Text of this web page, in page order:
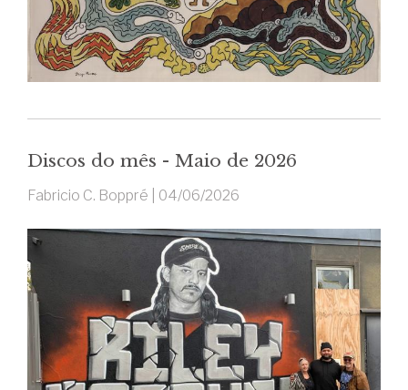
Discos do mês - Maio de 2026
Fabricio C. Boppré | 04/06/2026